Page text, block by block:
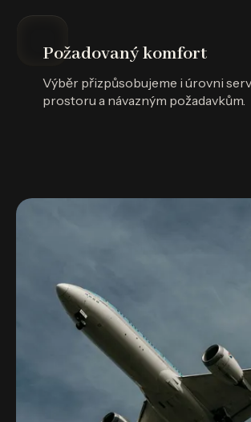
Požadovaný komfort
Výběr přizpůsobujeme i úrovni
prostoru a návazným požadavkům.